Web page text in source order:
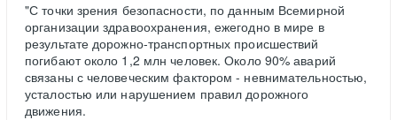
"С точки зрения безопасности, по данным Всемирной
организации здравоохранения, ежегодно в мире в
результате дорожно-транспортных происшествий
погибают около 1,2 млн человек. Около 90% аварий
связаны с человеческим фактором - невнимательностью,
усталостью или нарушением правил дорожного
движения.